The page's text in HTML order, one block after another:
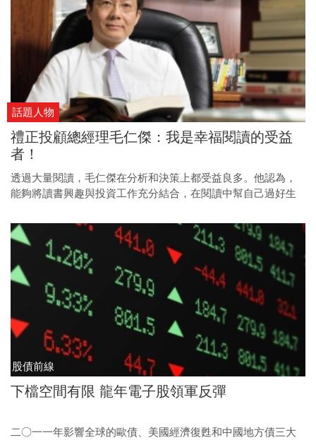
話題人物
禮正投顧總經理毛仁傑：我是幸福閱讀的受益
者！
透過大量閱讀，毛仁傑在分析和決策上都受益良多。他認為，
能夠將讀書興趣與投資工作充分結合，在閱讀中幫自己過好生
股債前線
下檔空間有限 龍年電子股領軍反彈
二○一一年影響全球的歐債、美國經濟復甦和中國地方債三大